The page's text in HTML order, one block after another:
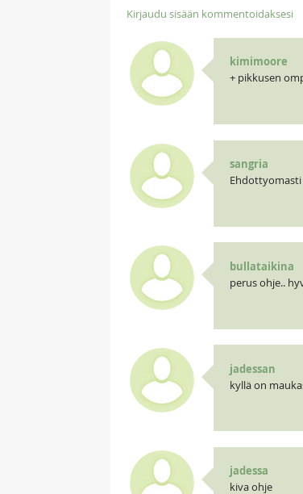
Kirjaudu sisään kommentoidaksesi
kimimoore
+ pikkusen
sangria
bullataikina
perus ohje..
jadessan
kyllä on
jadessa
kiva ohje